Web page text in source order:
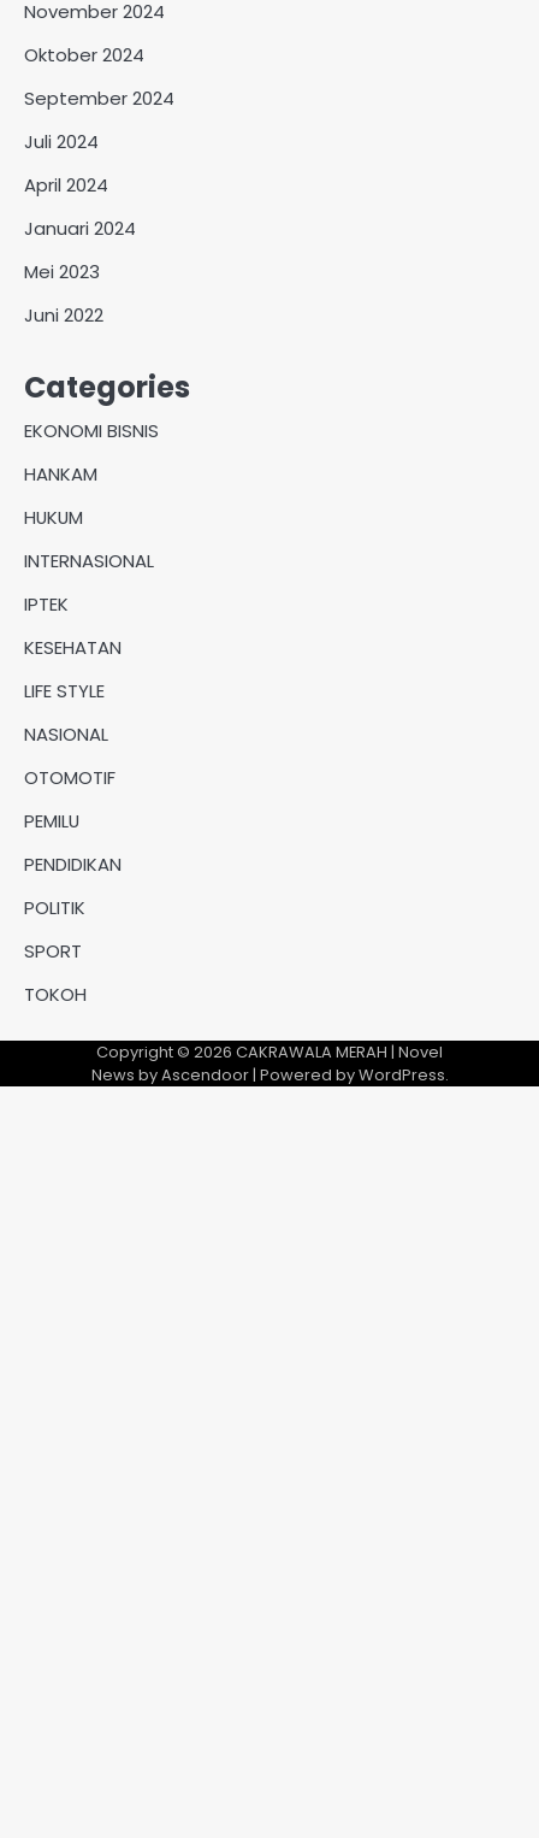
November 2024
Oktober 2024
September 2024
Juli 2024
April 2024
Januari 2024
Mei 2023
Juni 2022
Categories
EKONOMI BISNIS
HANKAM
HUKUM
INTERNASIONAL
IPTEK
KESEHATAN
LIFE STYLE
NASIONAL
OTOMOTIF
PEMILU
PENDIDIKAN
POLITIK
SPORT
TOKOH
Copyright © 2026 CAKRAWALA MERAH | Novel
News byAscendoor| Powered byWordPress.